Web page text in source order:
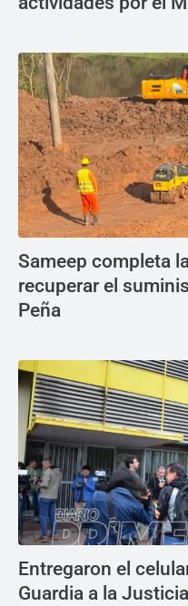
Sameep completa
recuperar el
Peña
Entregaron el
Guardia a la